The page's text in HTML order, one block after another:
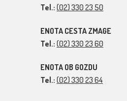
Tel.: (02) 330 23 50
ENOTA CESTA ZMAGE
Tel.: (02) 330 23 60
ENOTA OB GOZDU
Tel.: (02) 330 23 64